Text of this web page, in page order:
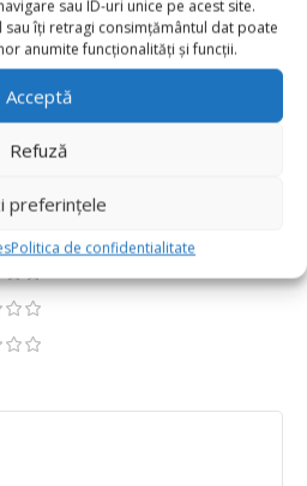
sau ID-uri unice pe acest site.
sau îți retragi consimțământul dat poate
anumite funcționalități și funcții.
Acceptă
Refuză
preferințele
Politica de confidentialitate
pentru „Set 100
Mov”
publicată.